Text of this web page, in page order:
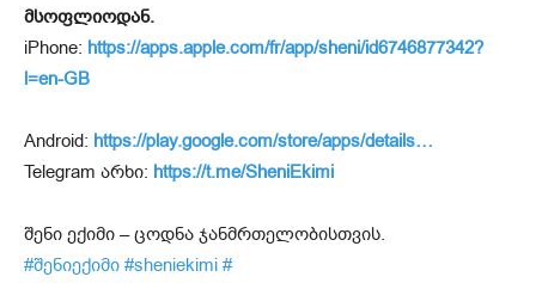
მსოფლიოდან.
iPhone: https://apps.apple.com/fr/app/sheni/id6746877342?
l=en-GB
Android: https://play.google.com/store/apps/details…
Telegram არხი: https://t.me/SheniEkimi
შენი ექიმი – ცოდნა ჯანმრთელობისთვის.
#შენიექიმი #sheniekimi #